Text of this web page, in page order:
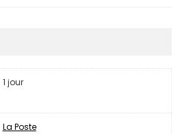
1 jour
La Poste